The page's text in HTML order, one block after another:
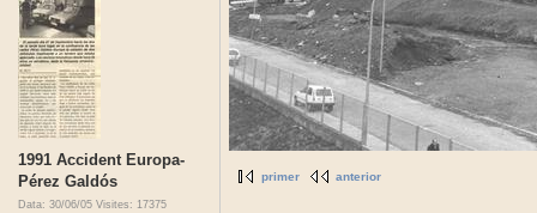
1991 Accident Europa-
Pérez Galdós
Data: 30/06/05 Visites: 17375
primer anterior